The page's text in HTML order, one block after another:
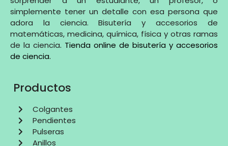
simplemente tener un detalle con esa persona que
adora la ciencia. Bisutería y accesorios de
matemáticas, medicina, química, física y otras ramas
de la ciencia. Tienda online de bisutería y accesorios
de ciencia.
Productos
Colgantes
Pendientes
Pulseras
Anillos